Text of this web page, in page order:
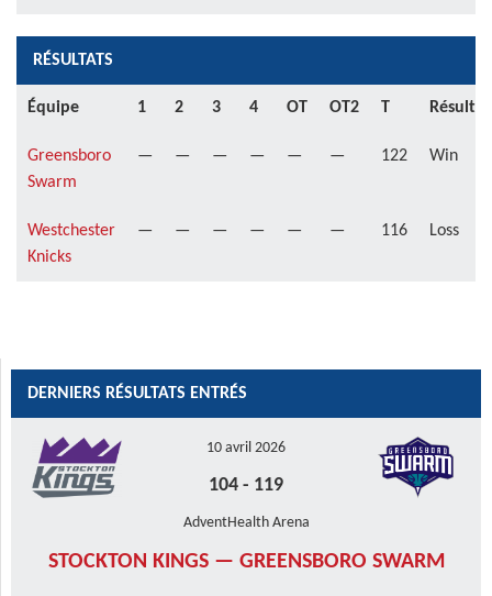
RÉSULTATS
Équipe 1 2 3 4 OT OT2 T Résultat
Greensboro
Swarm
— — — — — — 122 Win
Westchester
Knicks
— — — — — — 116 Loss
DERNIERS RÉSULTATS ENTRÉS
10 avril 2026
104 - 119
AdventHealth Arena
STOCKTON KINGS — GREENSBORO SWARM